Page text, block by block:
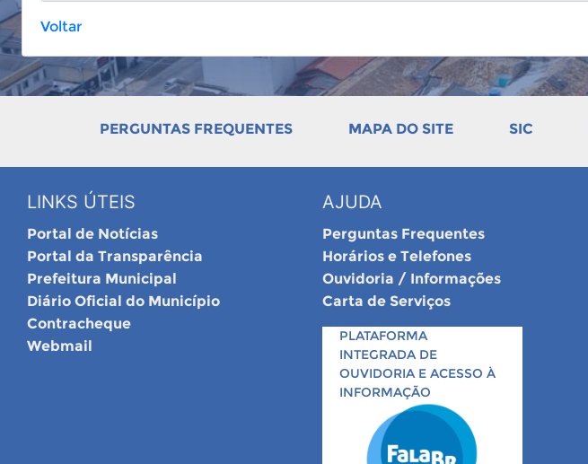
Voltar
PERGUNTAS FREQUENTES MAPA DO SITE SIC
LINKS ÚTEIS
Portal de Notícias
Portal da Transparência
Prefeitura Municipal
Diário Oficial do Município
Contracheque
Webmail
AJUDA
Perguntas Frequentes
Horários e Telefones
Ouvidoria / Informações
Carta de Serviços
PLATAFORMA
INTEGRADA DE
OUVIDORIA E ACESSO À
INFORMAÇÃO